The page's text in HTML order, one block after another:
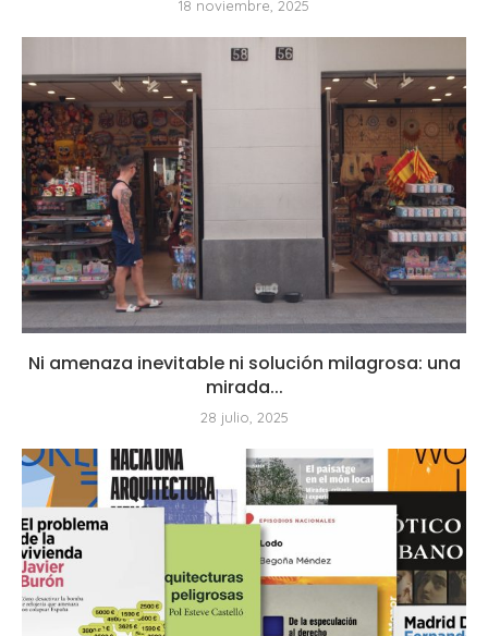
18 noviembre, 2025
Ni amenaza inevitable ni solución milagrosa: una
mirada...
28 julio, 2025